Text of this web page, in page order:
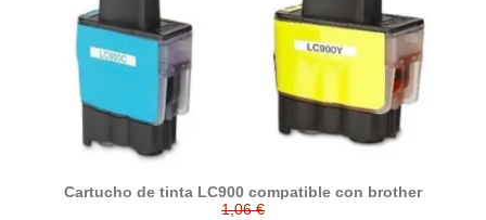
Cartucho de tinta LC900 compatible con brother
1,06 €